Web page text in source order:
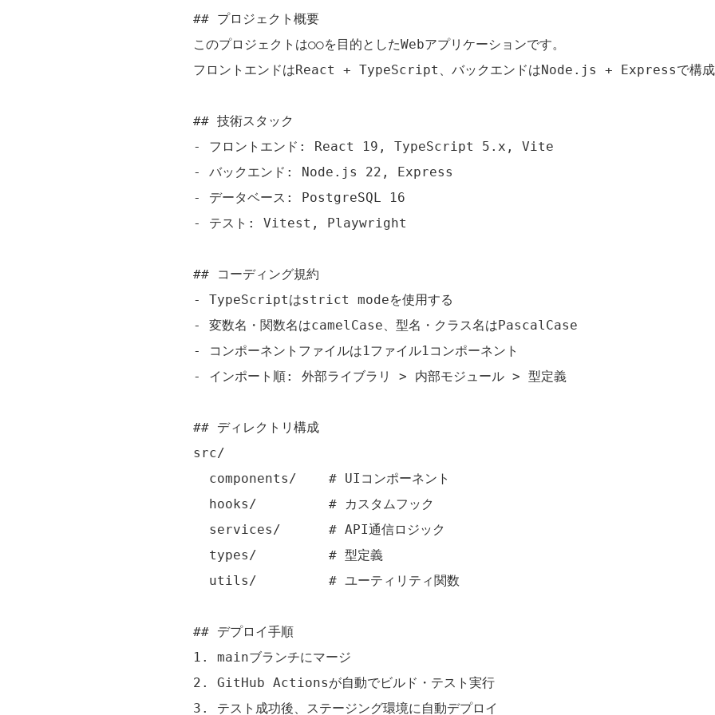
## プロジェクト概要
このプロジェクトは○○を目的としたWebアプリケーションです。
フロントエンドはReact + TypeScript、バックエンドはNode.js + Expressで構成
## 技術スタック
- フロントエンド: React 19, TypeScript 5.x, Vite
- バックエンド: Node.js 22, Express
- データベース: PostgreSQL 16
- テスト: Vitest, Playwright
## コーディング規約
- TypeScriptはstrict modeを使用する
- 変数名・関数名はcamelCase、型名・クラス名はPascalCase
- コンポーネントファイルは1ファイル1コンポーネント
- インポート順: 外部ライブラリ > 内部モジュール > 型定義
## ディレクトリ構成
src/
  components/    # UIコンポーネント
  hooks/         # カスタムフック
  services/      # API通信ロジック
  types/         # 型定義
  utils/         # ユーティリティ関数
## デプロイ手順
1. mainブランチにマージ
2. GitHub Actionsが自動でビルド・テスト実行
3. テスト成功後、ステージング環境に自動デプロイ